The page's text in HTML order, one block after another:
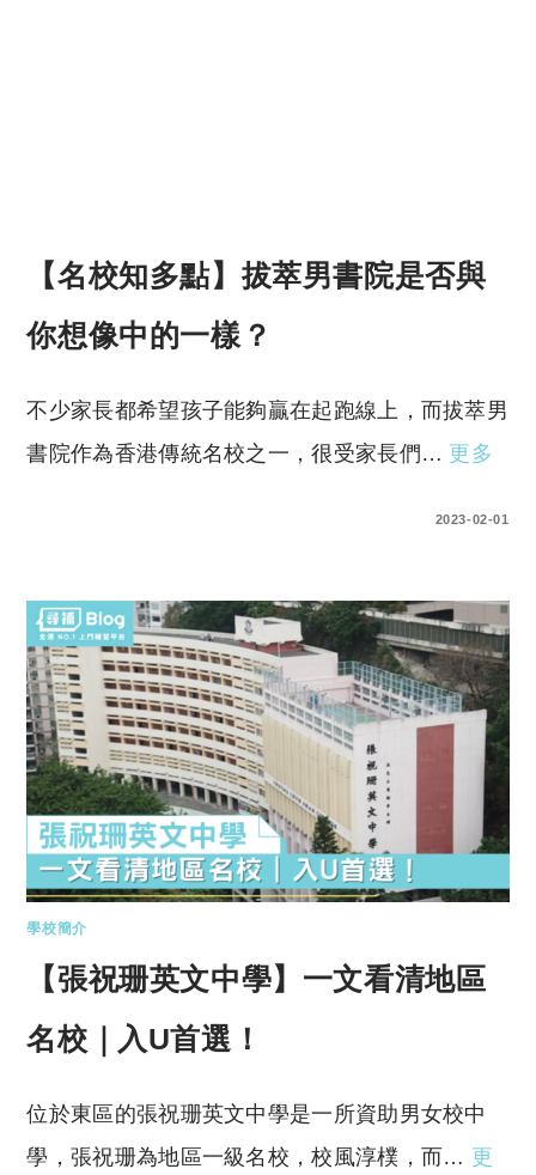
【名校知多點】拔萃男書院是否與
你想像中的一樣？
不少家長都希望孩子能夠贏在起跑線上，而拔萃男
書院作為香港傳統名校之一，很受家長們… 更多
2023-02-01
學校簡介
【張祝珊英文中學】一文看清地區
名校｜入U首選！
位於東區的張祝珊英文中學是一所資助男女校中
學，張祝珊為地區一級名校，校風淳樸，而… 更